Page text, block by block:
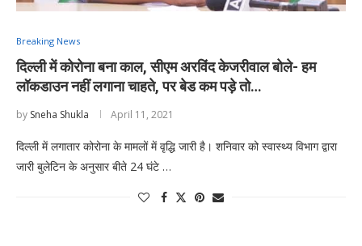
Breaking News
दिल्ली में कोरोना बना काल, सीएम अरविंद केजरीवाल बोले- हम
लॉकडाउन नहीं लगाना चाहते, पर बेड कम पड़े तो…
by Sneha Shukla April 11, 2021
दिल्ली में लगातार कोरोना के मामलों में वृद्धि जारी है। शनिवार को स्वास्थ्य विभाग द्वारा
जारी बुलेटिन के अनुसार बीते 24 घंटे …